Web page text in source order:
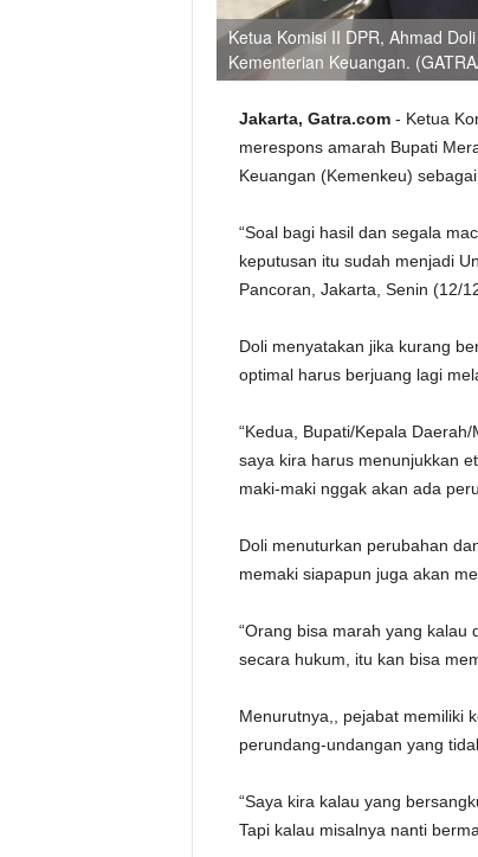
Ketua Komisi II DPR, Ahmad
Kementerian Keuangan.
Jakarta, Gatra.com- Ketua
merespons amarah Bupati
Keuangan (Kemenkeu)
“Soal bagi hasil dan segala
keputusan itu sudah menjadi
Pancoran, Jakarta, Senin (12/
Doli menyatakan jika kurang
optimal harus berjuang lagi
“Kedua, Bupati/Kepala
saya kira harus menunjukkan
maki-maki nggak akan ada
Doli menuturkan perubahan
memaki siapapun juga akan
“Orang bisa marah yang kalau
secara hukum, itu kan bisa
Menurutnya,, pejabat memiliki
perundang-undangan yang
“Saya kira kalau yang
Tapi kalau misalnya nanti